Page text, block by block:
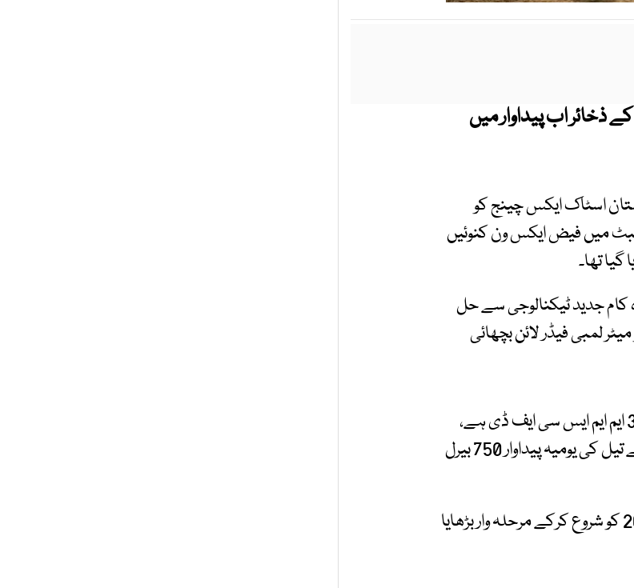
و گیس کے ذخائر اب پیداوار میں
اسٹاک ایکس چینج کو
میں فیض ایکس ون کنوئیں
جدید ٹیکنالوجی سے حل
کی پیداواری قوت فعال کرنے کے لئے 4.5 کلو میٹر لمبی فیڈر لائن بچھائی
پی پی ایل کے مطابق کنوئیں سے یومیہ حاصل گیس کی پیدوار 3.6 ایم ایم ایس سی ایف ڈی ہے،
خط میں بتایا گیا ہے کہ فیض ایکس ون کنوئیں سے پہلی بار ہلکے تیل کی یومیہ پیداوار 750 بیرل
کمپنی خط کے مطابق کنوئیں سے پیداوار کا عمل 25 فروری 2026 کو شروع کرکے مرحلہ وار بڑھایا